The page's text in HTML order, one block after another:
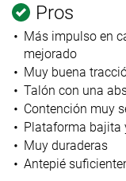
Pros
Más impulso en
mejorado
Muy buena
Talón con una
Contención muy
Plataforma bajita
Muy duraderas
Antepié